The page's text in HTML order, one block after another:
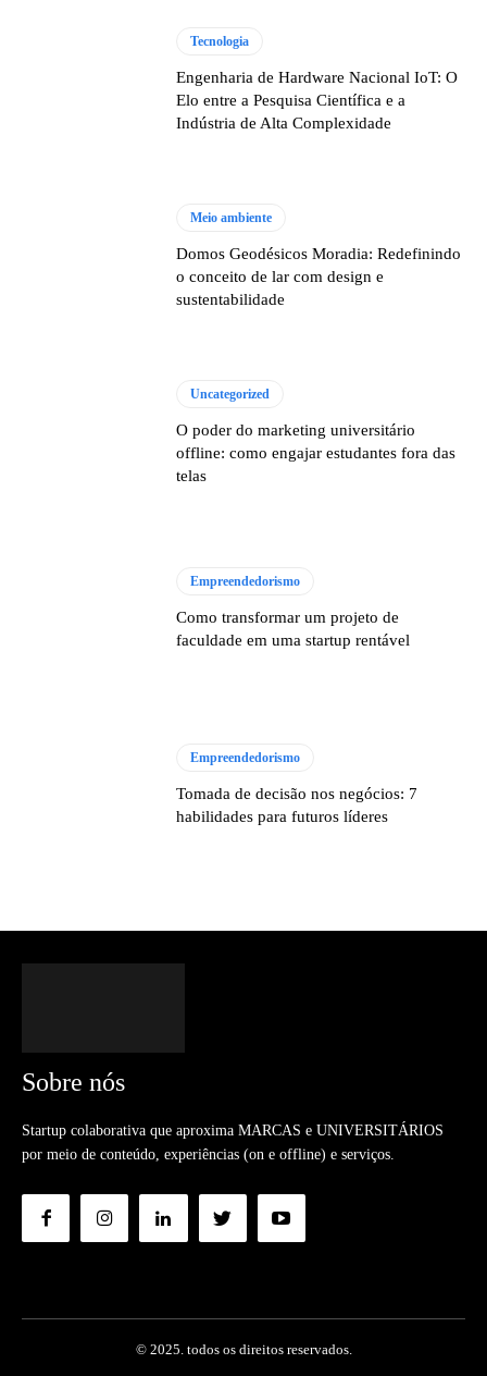
Tecnologia
Engenharia de Hardware Nacional IoT: O
Elo entre a Pesquisa Científica e a
Indústria de Alta Complexidade
Meio ambiente
Domos Geodésicos Moradia: Redefinindo
o conceito de lar com design e
sustentabilidade
Uncategorized
O poder do marketing universitário
offline: como engajar estudantes fora das
telas
Empreendedorismo
Como transformar um projeto de
faculdade em uma startup rentável
Empreendedorismo
Tomada de decisão nos negócios: 7
habilidades para futuros líderes
Sobre nós
Startup colaborativa que aproxima MARCAS e UNIVERSITÁRIOS
por meio de conteúdo, experiências (on e offline) e serviços.
© 2025. todos os direitos reservados.